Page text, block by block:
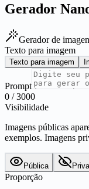
Gerador
Gerador de
Texto para imagem
Texto para imagem
Prompt
0 /3000
Visibilidade
Imagens públicas
exemplos. Imagens
Pública
Proporção